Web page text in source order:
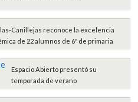
Canillejas reconoce la excelencia
de 22 alumnos de 6º de primaria
Espacio Abierto presentó su
temporada de verano